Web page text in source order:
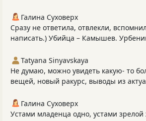
Галина Суховерх
Сразу не ответила, отвлекли,
написать.) Убийца – Камышев.
Tatyana Sinyavskaya
Не думаю, можно увидеть какую- то
вещей, новый ракурс, выводы из
Галина Суховерх
Устами младенца одно, устами